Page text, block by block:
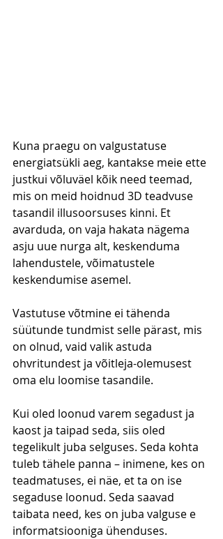
Kuna praegu on valgustatuse
energiatsükli aeg, kantakse meie ette
justkui võluväel kõik need teemad,
mis on meid hoidnud 3D teadvuse
tasandil illusoorsuses kinni. Et
avarduda, on vaja hakata nägema
asju uue nurga alt, keskenduma
lahendustele, võimatustele
keskendumise asemel.
Vastutuse võtmine ei tähenda
süütunde tundmist selle pärast, mis
on olnud, vaid valik astuda
ohvritundest ja võitleja-olemusest
oma elu loomise tasandile.
Kui oled loonud varem segadust ja
kaost ja taipad seda, siis oled
tegelikult juba selguses. Seda kohta
tuleb tähele panna – inimene, kes on
teadmatuses, ei näe, et ta on ise
segaduse loonud. Seda saavad
taibata need, kes on juba valguse e
informatsiooniga ühenduses.